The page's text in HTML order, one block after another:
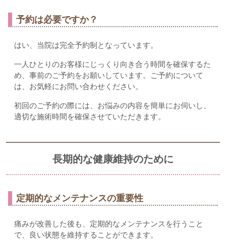
予約は必要ですか？
はい、当院は完全予約制となっています。
一人ひとりのお客様にじっくり向き合う時間を確保するた
め、事前のご予約をお願いしています。ご予約について
は、お気軽にお問い合わせください。
初回のご予約の際には、お悩みの内容を簡単にお伺いし、
適切な施術時間を確保させていただきます。
長期的な健康維持のために
定期的なメンテナンスの重要性
痛みが改善した後も、定期的なメンテナンスを行うこと
で、良い状態を維持することができます。